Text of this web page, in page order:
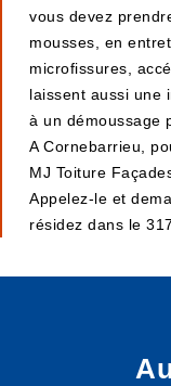
vous devez
mousses, en
microfissures,
laissent aussi une
à un démoussage
A Cornebarrieu,
MJ Toiture
Appelez-le et
résidez dans le